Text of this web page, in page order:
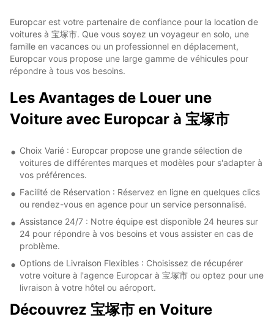
Europcar est votre partenaire de confiance pour la location de
voitures à 宝塚市. Que vous soyez un voyageur en solo, une
famille en vacances ou un professionnel en déplacement,
Europcar vous propose une large gamme de véhicules pour
répondre à tous vos besoins.
Les Avantages de Louer une
Voiture avec Europcar à 宝塚市
Choix Varié : Europcar propose une grande sélection de
voitures de différentes marques et modèles pour s'adapter à
vos préférences.
Facilité de Réservation : Réservez en ligne en quelques clics
ou rendez-vous en agence pour un service personnalisé.
Assistance 24/7 : Notre équipe est disponible 24 heures sur
24 pour répondre à vos besoins et vous assister en cas de
problème.
Options de Livraison Flexibles : Choisissez de récupérer
votre voiture à l'agence Europcar à 宝塚市 ou optez pour une
livraison à votre hôtel ou aéroport.
Découvrez 宝塚市 en Voiture